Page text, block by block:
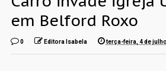
em Belford Roxo
0 Editora Isabela terça-feira, 4 de